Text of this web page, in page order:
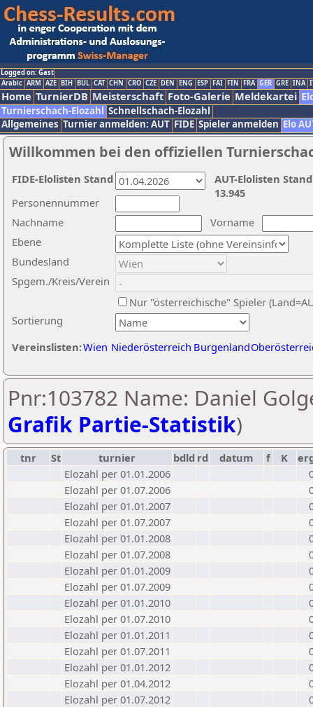
Logged on: Gast
Arabic ARM AZE BIH BUL CAT CHN CRO CZE DEN ENG ESP FAI FIN FRA GER GRE INA
Home TurnierDB Meisterschaft Foto-Galerie Meldekartei
Turnierschach-Elozahl Schnellschach-Elozahl
Allgemeines Turnier anmelden: AUT FIDE Spieler anmelden Elo
Willkommen bei den offiziellen
Nachname
Vorname
Ebene
Sortierung
Personennummer
Bundesland
Spgem./Kreis/Verein
Nur "österreichische" Spieler
Vereinslisten:Wien Niederösterreich Burgenland
AUT-Elolisten
13.945
FIDE-Elolisten Stand
Pnr:103782 Name: Daniel
Grafik Partie-Statistik)
tnr St turnier bdld rd datum f K
Elozahl per 01.01.2006
Elozahl per 01.07.2006
Elozahl per 01.01.2007
Elozahl per 01.07.2007
Elozahl per 01.01.2008
Elozahl per 01.07.2008
Elozahl per 01.01.2009
Elozahl per 01.07.2009
Elozahl per 01.01.2010
Elozahl per 01.07.2010
Elozahl per 01.01.2011
Elozahl per 01.07.2011
Elozahl per 01.01.2012
Elozahl per 01.04.2012
Elozahl per 01.07.2012